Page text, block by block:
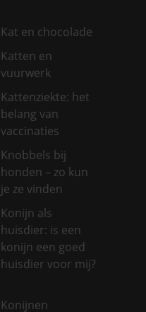
Kat en chocolade
Katten en
vuurwerk
Kattenziekte: het
belang van
vaccinaties
Knobbels bij
honden – zo kun
je ze vinden
Konijn als
huisdier: is een
konijn een goed
huisdier voor mij?
Konijnen